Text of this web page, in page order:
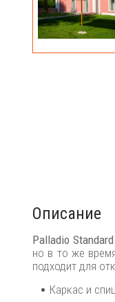
Описание
Palladio Standard
но в то же
подходит для
Каркас и